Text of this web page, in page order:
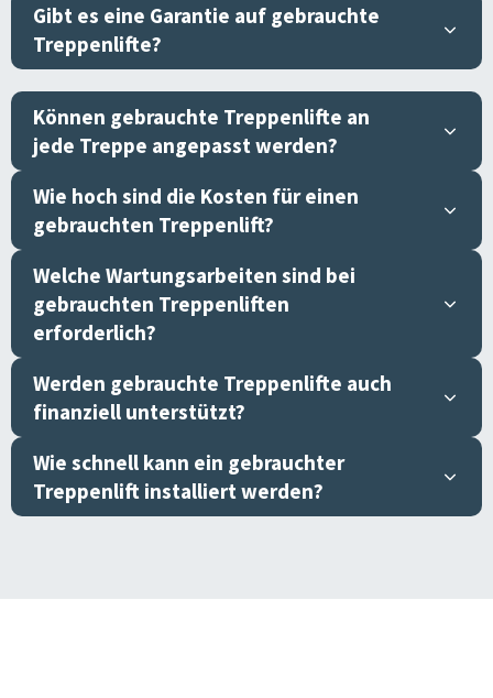
Gibt es eine Garantie auf gebrauchte
Treppenlifte?
Können gebrauchte Treppenlifte an
jede Treppe angepasst werden?
Wie hoch sind die Kosten für einen
gebrauchten Treppenlift?
Welche Wartungsarbeiten sind bei
gebrauchten Treppenliften
erforderlich?
Werden gebrauchte Treppenlifte auch
finanziell unterstützt?
Wie schnell kann ein gebrauchter
Treppenlift installiert werden?